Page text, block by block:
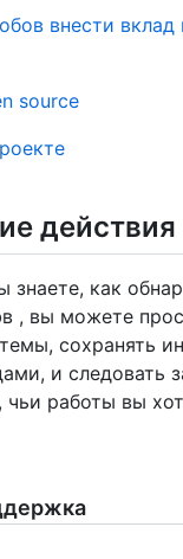
внести вклад
source
действия
знаете, как
, вы можете
сохранять
и следовать
работы вы